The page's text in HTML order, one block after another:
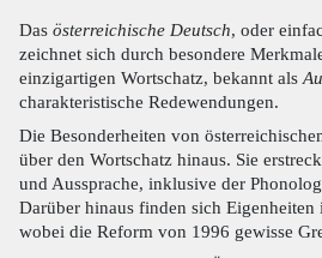
Das österreichische Deutsch, oder
zeichnet sich durch besondere
einzigartigen Wortschatz, bekannt als
charakteristische Redewendungen.
Die Besonderheiten von
über den Wortschatz hinaus. Sie
und Aussprache, inklusive der
Darüber hinaus finden sich Eigenheiten
wobei die Reform von 1996 gewisse